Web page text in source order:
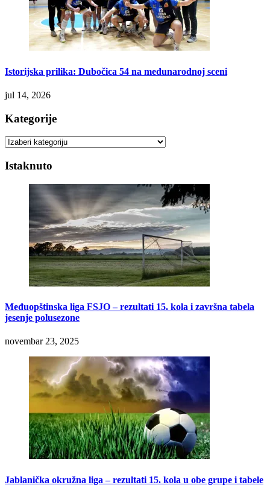
Istorijska prilika: Dubočica 54 na međunarodnoj sceni
jul 14, 2026
Kategorije
Kategorije
Istaknuto
Međuopštinska liga FSJO – rezultati 15. kola i završna tabela
jesenje polusezone
novembar 23, 2025
Jablanička okružna liga – rezultati 15. kola u obe grupe i tabele